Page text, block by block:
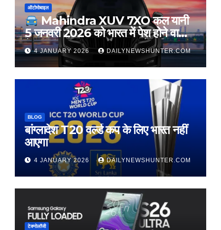
ऑटोमोबाइल
Mahindra XUV 7XO कल यानी
5 जनवरी 2026 को भारत में पेश होने वाली
है। यह SUV XUV700 का फेसलिफ्ट
वर्ज़न है लेकिन कई नए अपडेट के साथ आएगी
|
4 JANUARY 2026 DAILYNEWSHUNTER.COM
BLOG
बांग्लादेश T20 वर्ल्ड कप के लिए भारत नहीं
आएगा
4 JANUARY 2026 DAILYNEWSHUNTER.COM
टेक्नोलॉजी